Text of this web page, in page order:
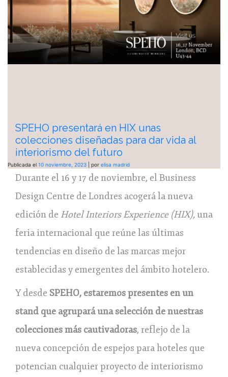
SPEHO presentará en HIX unas
colecciones diseñadas para dar vida al
interiorismo del futuro
Publicada el 10 noviembre, 2023 por elisa madrid
Durante el 16 y 17 de noviembre, el Business
Design Centre de Londres acogerá la nueva
edición de Hotel Interiors Experience (HIX),una
feria internacional que reúne las últimas
tendencias en diseño de las marcas mejor
establecidas y emergentes del ámbito hotelero.
Y desde SPEHO, estaremos presentes en un
stand que agrupará una selección de nuestras
colecciones más cautivadoras, reflejo de la
nueva concepción de espejos para hoteles que
potencian cualquier proyecto de interiorismo